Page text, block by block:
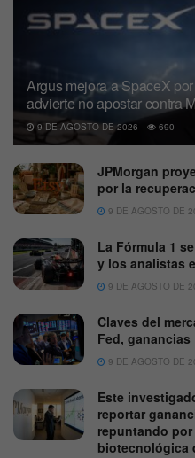
Argus mejora a SpaceX
advierte no apostar contra
9 DE AGOSTO DE 2026 690
JPMorgan
por la
9 DE AGOSTO DE
La Fórmula 1
y los analistas
9 DE AGOSTO DE
Claves del
Fed, ganancias
9 DE AGOSTO DE
Este
reportar
repuntando
biotecnológica